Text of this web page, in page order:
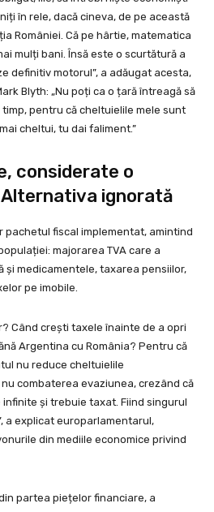
în rele, dacă cineva, de pe această
României. Că pe hârtie, matematica
mulți bani. Însă este o scurtătură a
definitiv motorul”, a adăugat acesta,
Blyth: „Nu poți ca o țară întreagă să
pentru că cheltuielile mele sunt
cheltui, tu dai faliment.”
considerate o
ignorată
pachetul fiscal implementat, amintind
majorarea TVA care a
și medicamentele, taxarea pensiilor,
pe imobile.
Când crești taxele înainte de a opri
Argentina cu România? Pentru că
nu reduce cheltuielile
combaterea evaziunea, crezând că
și trebuie taxat. Fiind singurul
a explicat europarlamentarul,
din mediile economice privind
partea piețelor financiare, a